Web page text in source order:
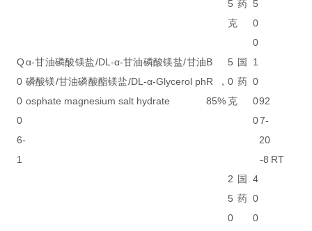
5
克
药 5
0
0
Q
0
0
0
6-
1
α-甘油磷酸镁盐/DL-α-甘油磷酸镁盐/甘油
磷酸镁/甘油磷酸酯镁盐/DL-α-Glycerol ph
osphate magnesium salt hydrate
B
R，
85%
5
0
克
国
药
1
0
0
0
92
7-
20
-8 RT
2
5
0
国
药
4
0
0